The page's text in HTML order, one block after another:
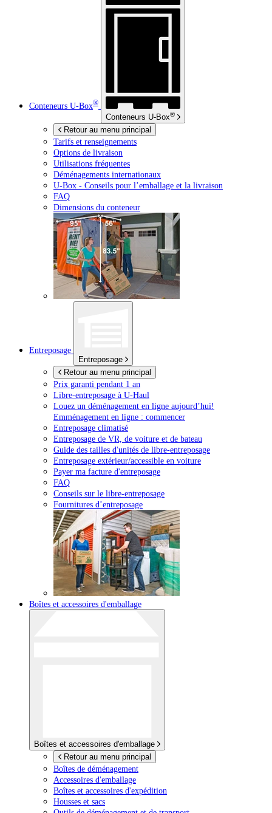
Conteneurs U-Box®
Conteneurs U-Box®
Retour au menu principal
Tarifs et renseignements
Options de livraison
Utilisations fréquentes
Déménagements internationaux
U-Box - Conseils pour l’emballage et la livraison
FAQ
Dimensions du conteneur
Entreposage
Entreposage
Retour au menu principal
Prix garanti pendant 1 an
Libre-entreposage à U-Haul
Louez un déménagement en ligne aujourd’hui!
Emménagement en ligne : commencer
Entreposage climatisé
Entreposage de VR, de voiture et de bateau
Guide des tailles d'unités de libre-entreposage
Entreposage extérieur/accessible en voiture
Payer ma facture d'entreposage
FAQ
Conseils sur le libre-entreposage
Fournitures d’entreposage
Boîtes et accessoires d'emballage
Boîtes et accessoires d'emballage
Retour au menu principal
Boîtes de déménagement
Accessoires d'emballage
Boîtes et accessoires d'expédition
Housses et sacs